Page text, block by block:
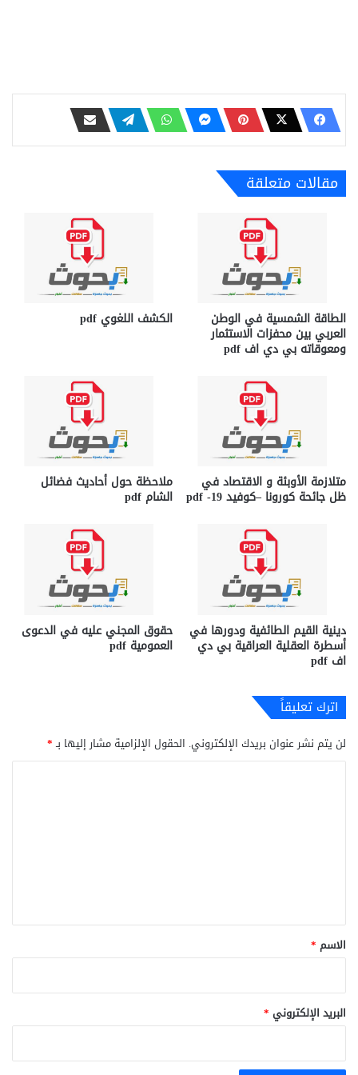
مقالات متعلقة
الطاقة الشمسية في الوطن
العربي بين محفزات الاستثمار
ومعوقاته بي دي اف pdf
الكشف اللغوي pdf
متلازمة الأوبئة و الاقتصاد في
ظل جائحة كورونا –كوفيد 19- pdf
ملاحظة حول أحاديث فضائل
الشام pdf
دينية القيم الطائفية ودورها في
أسطرة العقلية العراقية بي دي
اف pdf
حقوق المجني عليه في الدعوى
العمومية pdf
اترك تعليقاً
لن يتم نشر عنوان بريدك الإلكتروني. الحقول الإلزامية مشار إليها بـ*
*
الاسم *
البريد الإلكتروني *